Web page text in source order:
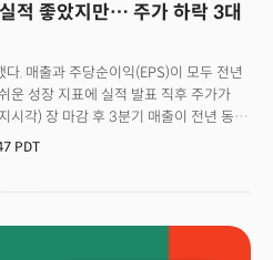
적 좋았지만… 주가 하락 3대
. 매출과 주당순이익(EPS)이 모두 전년
운 성장 지표에 실적 발표 직후 주가가
시각) 장 마감 후 3분기 매출이 전년 동기
(약 56조128억원)를 기록했다고
힘입어 좋은 분기를 보냈다”며
확산, AI 기술이 적용된 안경 등 강력한
PDT